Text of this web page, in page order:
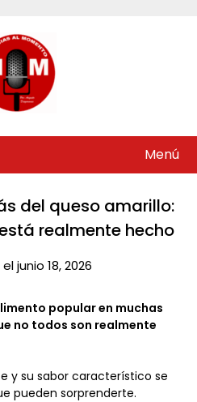
Menú
del queso amarillo:
realmente hecho
junio 18, 2026
popular en muchas
no todos son realmente
y su sabor característico se
pueden sorprenderte.